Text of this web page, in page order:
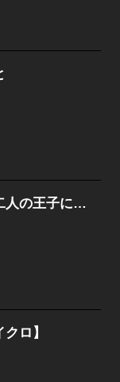
夜伽の双子―贄姫は二人の王子に愛される―
ロ】